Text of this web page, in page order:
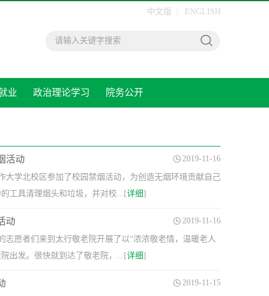
中文版 ENGLISH
业 政治理论学习 院务公开
活动 2019-11-16
大学北校区参加了校园禁烟活动，为创造无烟环境贡献自己
工具清理烟头和垃圾，并对校...[详细]
动 2019-11-16
愿者们来到太行敬老院开展了以“浓浓敬老情，温暖老人
出发。很快就到达了敬老院，...[详细]
2019-11-15